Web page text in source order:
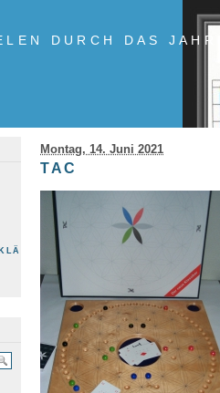
DURCH DAS JAHR
Montag, 14. Juni 2021
TAC